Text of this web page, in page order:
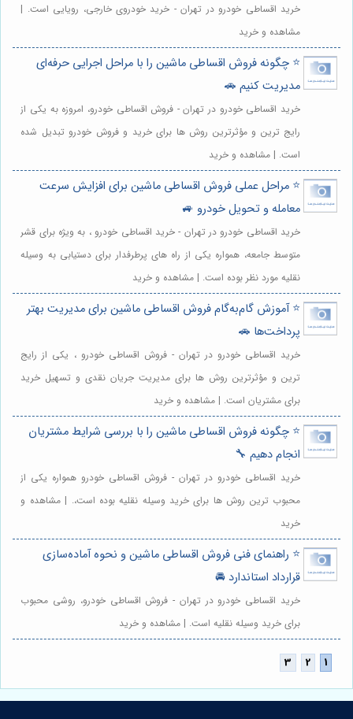
خرید اقساطی خودرو در تهران - خرید خودروی خارجی، رویایی است. |
مشاهده و خرید
⭐️ چگونه فروش اقساطی ماشین را با مراحل اجرایی حرفه‌ای
مدیریت کنیم 🚗
خرید اقساطی خودرو در تهران - فروش اقساطی خودرو، امروزه به یکی از
رایج ترین و مؤثرترین روش ها برای خرید و فروش خودرو تبدیل شده
است. | مشاهده و خرید
⭐️ مراحل عملی فروش اقساطی ماشین برای افزایش سرعت
معامله و تحویل خودرو 🚙
خرید اقساطی خودرو در تهران - خرید اقساطی خودرو ، به ویژه برای قشر
متوسط جامعه، همواره یکی از راه های پرطرفدار برای دستیابی به وسیله
نقلیه مورد نظر بوده است. | مشاهده و خرید
⭐️ آموزش گام‌به‌گام فروش اقساطی ماشین برای مدیریت بهتر
پرداخت‌ها 🚗
خرید اقساطی خودرو در تهران - فروش اقساطی خودرو ، یکی از رایج
ترین و مؤثرترین روش ها برای مدیریت جریان نقدی و تسهیل خرید
برای مشتریان است. | مشاهده و خرید
⭐️ چگونه فروش اقساطی ماشین را با بررسی شرایط مشتریان
انجام دهیم 🔧
خرید اقساطی خودرو در تهران - فروش اقساطی خودرو همواره یکی از
محبوب ترین روش ها برای خرید وسیله نقلیه بوده است،. | مشاهده و
خرید
⭐️ راهنمای فنی فروش اقساطی ماشین و نحوه آماده‌سازی
قرارداد استاندارد 🚘
خرید اقساطی خودرو در تهران - فروش اقساطی خودرو، روشی محبوب
برای خرید وسیله نقلیه است. | مشاهده و خرید